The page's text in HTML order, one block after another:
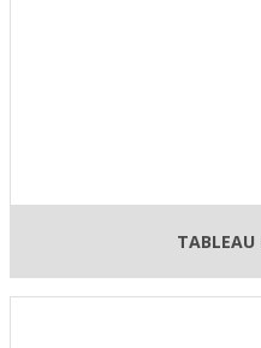
TABLEAU